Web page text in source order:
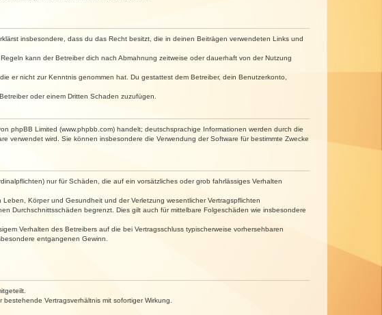
insbesondere, dass du das Recht besitzt, die in deinen Beiträgen verwendeten Links und
kann der Betreiber dich nach Abmahnung zeitweise oder dauerhaft von der Nutzung
er nicht zur Kenntnis genommen hat. Du gestattest dem Betreiber, dein Benutzerkonto,
oder einem Dritten Schaden zuzufügen.
phpBB Limited (www.phpbb.com) handelt; deutschsprachige Informationen werden durch die
verwendet wird. Sie können insbesondere die Verwendung der Software für bestimmte Zwecke
nur für Schäden, die auf ein vorsätzliches oder grob fahrlässiges Verhalten
Körper und Gesundheit und der Verletzung wesentlicher Vertragspflichten
Durchschnittsschäden begrenzt. Dies gilt auch für mittelbare Folgeschäden wie insbesondere
Verhalten des Betreibers auf die bei Vertragsschluss typischerweise vorhersehbaren
entgangenen Gewinn.
Vertragsverhältnis mit sofortiger Wirkung.